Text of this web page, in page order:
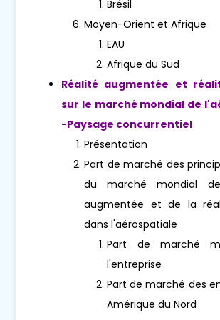
Brésil
Moyen-Orient et Afrique
EAU
Afrique du Sud
Réalité augmentée et
sur le marché mondial de
-Paysage concurrentiel
Présentation
Part de marché des
du marché mondial
augmentée et de la
dans l'aérospatiale
Part de marché
l'entreprise
Part de marché des
Amérique du Nord